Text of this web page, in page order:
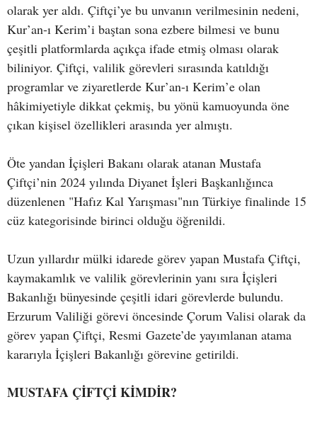
olarak yer aldı. Çiftçi’ye bu unvanın verilmesinin nedeni,
Kur’an-ı Kerim’i baştan sona ezbere bilmesi ve bunu
çeşitli platformlarda açıkça ifade etmiş olması olarak
biliniyor. Çiftçi, valilik görevleri sırasında katıldığı
programlar ve ziyaretlerde Kur’an-ı Kerim’e olan
hâkimiyetiyle dikkat çekmiş, bu yönü kamuoyunda öne
çıkan kişisel özellikleri arasında yer almıştı.
Öte yandan İçişleri Bakanı olarak atanan Mustafa
Çiftçi’nin 2024 yılında Diyanet İşleri Başkanlığınca
düzenlenen "Hafız Kal Yarışması"nın Türkiye finalinde 15
cüz kategorisinde birinci olduğu öğrenildi.
Uzun yıllardır mülki idarede görev yapan Mustafa Çiftçi,
kaymakamlık ve valilik görevlerinin yanı sıra İçişleri
Bakanlığı bünyesinde çeşitli idari görevlerde bulundu.
Erzurum Valiliği görevi öncesinde Çorum Valisi olarak da
görev yapan Çiftçi, Resmi Gazete’de yayımlanan atama
kararıyla İçişleri Bakanlığı görevine getirildi.
MUSTAFA ÇİFTÇİ KİMDİR?